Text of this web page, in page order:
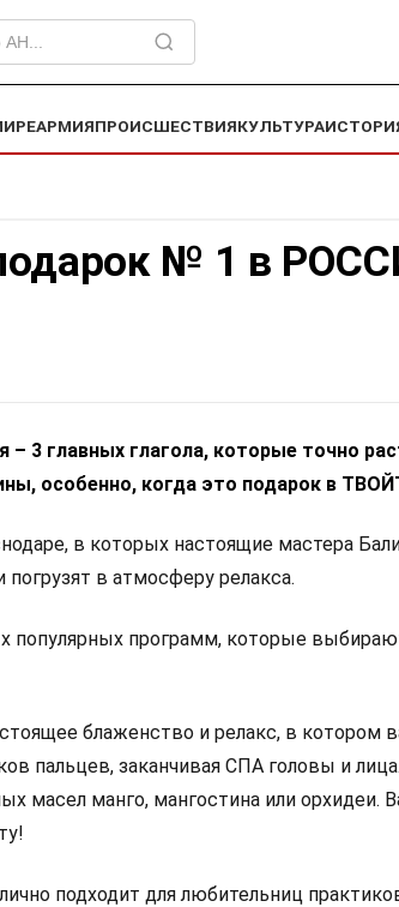
АРМИЯПРОИСШЕСТВИЯКУЛЬТУРА
№ 1 в
– 3 главных глагола, которые точно
особенно, когда это подарок в
в которых настоящие мастера
в атмосферу релакса.
популярных программ, которые
блаженство и релакс, в котором
пальцев, заканчивая СПА головы и лица.
масел манго, мангостина или орхидеи.
подходит для любительниц